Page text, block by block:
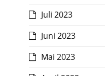
Juli 2023
Juni 2023
Mai 2023